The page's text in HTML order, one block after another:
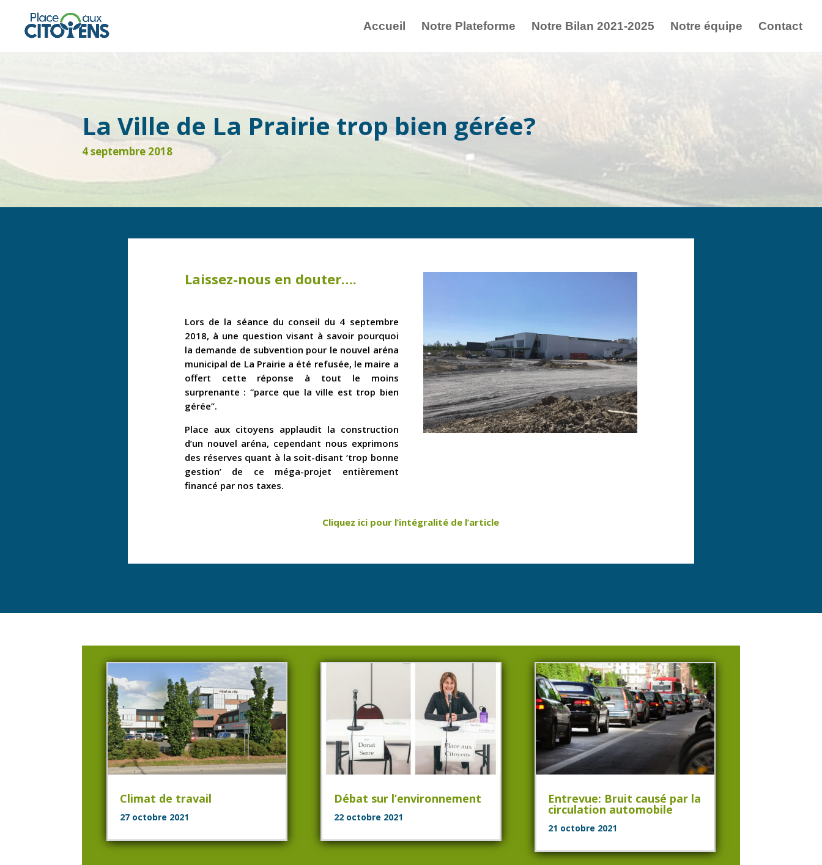
Accueil Notre Plateforme Notre Bilan 2021-2025 Notre équipe Contact
La Ville de La Prairie trop bien gérée?
4 septembre 2018
Laissez-nous en douter….
Lors de la séance du conseil du 4 septembre
2018, à une question visant à savoir pourquoi
la demande de subvention pour le nouvel aréna
municipal de La Prairie a été refusée, le maire a
offert cette réponse à tout le moins
surprenante : “parce que la ville est trop bien
gérée”.
Place aux citoyens applaudit la construction
d’un nouvel aréna, cependant nous exprimons
des réserves quant à la soit-disant ‘trop bonne
gestion’ de ce méga-projet entièrement
financé par nos taxes.
Cliquez ici pour l’intégralité de l’article
Climat de travail
27 octobre 2021
Débat sur l’environnement
22 octobre 2021
Entrevue: Bruit causé par la
circulation automobile
21 octobre 2021